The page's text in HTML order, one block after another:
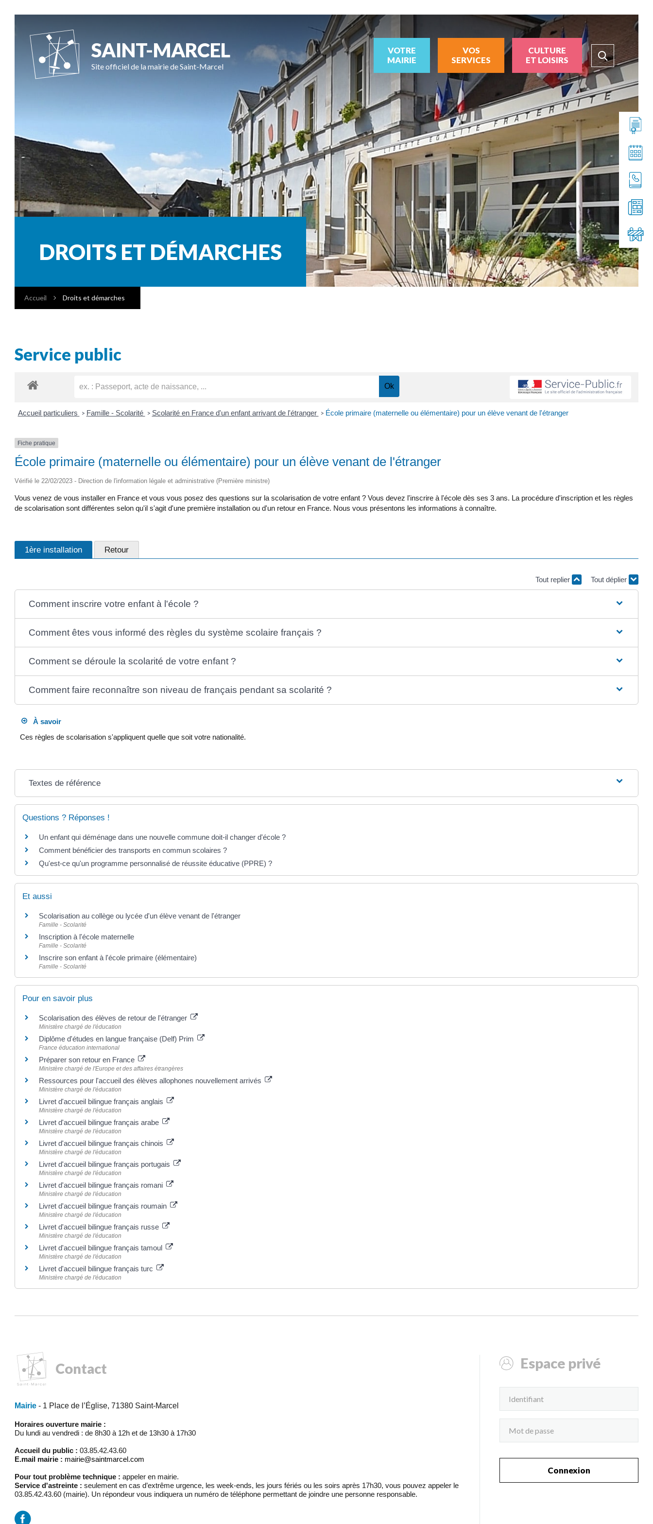
SAINT-MARCEL
Site officiel de la mairie de Saint-Marcel
VOTRE
MAIRIE
VOS
SERVICES
CULTURE
ET LOISIRS
DROITS ET DÉMARCHES
Accueil Droits et démarches
Service public
Accueil particuliers > Famille - Scolarité > Scolarité en France d'un enfant arrivant de l'étranger > École primaire (maternelle ou élémentaire) pour un élève venant de l'étranger
Fiche pratique
École primaire (maternelle ou élémentaire) pour un élève venant de l'étranger
Vérifié le 22/02/2023 - Direction de l'information légale et administrative (Première ministre)
Vous venez de vous installer en France et vous vous posez des questions sur la scolarisation de votre enfant ? Vous devez l'inscrire à l'école dès ses 3 ans. La procédure d'inscription et les règles
de scolarisation sont différentes selon qu'il s'agit d'une première installation ou d'un retour en France. Nous vous présentons les informations à connaître.
1ère installation Retour
Tout replier Tout déplier
Comment inscrire votre enfant à l'école ?
Comment êtes vous informé des règles du système scolaire français ?
Comment se déroule la scolarité de votre enfant ?
Comment faire reconnaître son niveau de français pendant sa scolarité ?
À savoir
Ces règles de scolarisation s'appliquent quelle que soit votre nationalité.
Textes de référence
Questions ? Réponses !
Un enfant qui déménage dans une nouvelle commune doit-il changer d'école ?
Comment bénéficier des transports en commun scolaires ?
Qu'est-ce qu'un programme personnalisé de réussite éducative (PPRE) ?
Et aussi
Scolarisation au collège ou lycée d'un élève venant de l'étranger
Famille - Scolarité
Inscription à l'école maternelle
Famille - Scolarité
Inscrire son enfant à l'école primaire (élémentaire)
Famille - Scolarité
Pour en savoir plus
Scolarisation des élèves de retour de l'étranger
Ministère chargé de l'éducation
Diplôme d'études en langue française (Delf) Prim
France éducation international
Préparer son retour en France
Ministère chargé de l'Europe et des affaires étrangères
Ressources pour l'accueil des élèves allophones nouvellement arrivés
Ministère chargé de l'éducation
Livret d'accueil bilingue français anglais
Ministère chargé de l'éducation
Livret d'accueil bilingue français arabe
Ministère chargé de l'éducation
Livret d'accueil bilingue français chinois
Ministère chargé de l'éducation
Livret d'accueil bilingue français portugais
Ministère chargé de l'éducation
Livret d'accueil bilingue français romani
Ministère chargé de l'éducation
Livret d'accueil bilingue français roumain
Ministère chargé de l'éducation
Livret d'accueil bilingue français russe
Ministère chargé de l'éducation
Livret d'accueil bilingue français tamoul
Ministère chargé de l'éducation
Livret d'accueil bilingue français turc
Ministère chargé de l'éducation
Contact
Mairie - 1 Place de l’Église, 71380 Saint-Marcel
Horaires ouverture mairie :
Du lundi au vendredi : de 8h30 à 12h et de 13h30 à 17h30
Accueil du public : 03.85.42.43.60
E.mail mairie : mairie@saintmarcel.com
Pour tout problème technique : appeler en mairie.
Service d'astreinte : seulement en cas d’extrême urgence, les week-ends, les jours fériés ou les soirs après 17h30, vous pouvez appeler le
03.85.42.43.60 (mairie). Un répondeur vous indiquera un numéro de téléphone permettant de joindre une personne responsable.
Espace privé
Connexion